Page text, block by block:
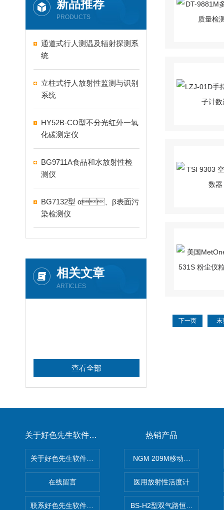
新品推荐
PRODUCTS
通道式行人测温及辐射探测系
统
​立柱式行人放射性监测与识别
系统
HY52B-CO型不分光红外一氧
化碳测定仪
BG9711A食品和水放射性检
测仪
BG7132型 α、β表面污
染检测仪
相关文章
ARTICLES
查看全部
下一页 末
关于好色先生软件下载
在线留言
热销产品
NGM 209M移动式惰性气体
医用放射性活度计
BS-H2型双气路恒流大气采样